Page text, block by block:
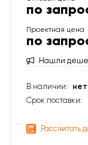
по
по
Нашли
В наличии:
нет
Срок поставки:
Рассчитать